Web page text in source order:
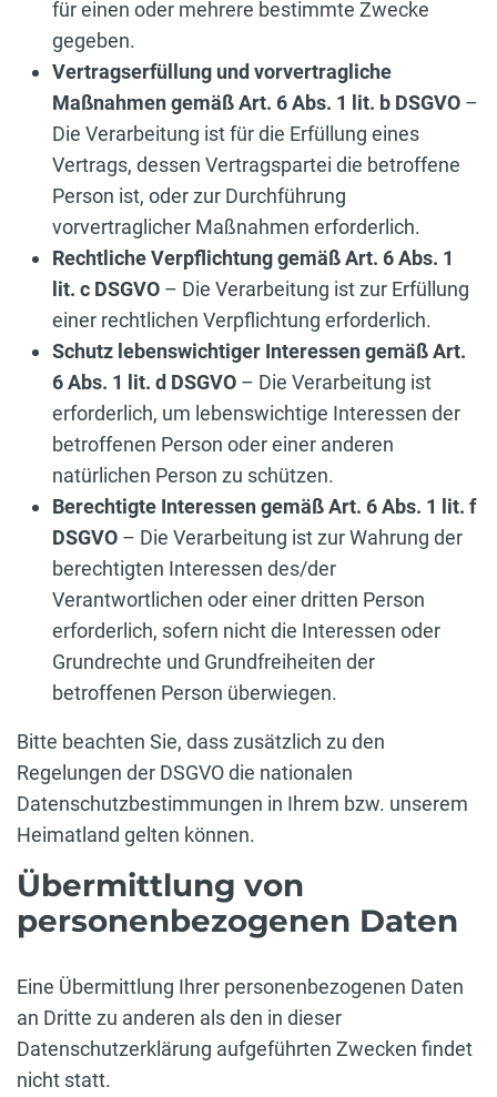
für einen oder mehrere bestimmte Zwecke
gegeben.
Vertragserfüllung und vorvertragliche
Maßnahmen gemäß Art. 6 Abs. 1 lit. b DSGVO –
Die Verarbeitung ist für die Erfüllung eines
Vertrags, dessen Vertragspartei die betroffene
Person ist, oder zur Durchführung
vorvertraglicher Maßnahmen erforderlich.
Rechtliche Verpflichtung gemäß Art. 6 Abs. 1
lit. c DSGVO – Die Verarbeitung ist zur Erfüllung
einer rechtlichen Verpflichtung erforderlich.
Schutz lebenswichtiger Interessen gemäß Art.
6 Abs. 1 lit. d DSGVO – Die Verarbeitung ist
erforderlich, um lebenswichtige Interessen der
betroffenen Person oder einer anderen
natürlichen Person zu schützen.
Berechtigte Interessen gemäß Art. 6 Abs. 1 lit. f
DSGVO – Die Verarbeitung ist zur Wahrung der
berechtigten Interessen des/der
Verantwortlichen oder einer dritten Person
erforderlich, sofern nicht die Interessen oder
Grundrechte und Grundfreiheiten der
betroffenen Person überwiegen.
Bitte beachten Sie, dass zusätzlich zu den
Regelungen der DSGVO die nationalen
Datenschutzbestimmungen in Ihrem bzw. unserem
Heimatland gelten können.
Übermittlung von
personenbezogenen Daten
Eine Übermittlung Ihrer personenbezogenen Daten
an Dritte zu anderen als den in dieser
Datenschutzerklärung aufgeführten Zwecken findet
nicht statt.